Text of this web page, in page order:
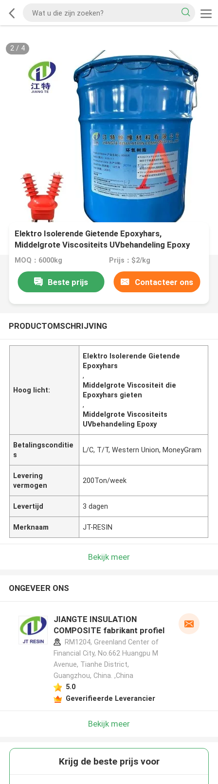
2/ 4
Elektro Isolerende Gietende Epoxyhars,
Middelgrote Viscositeits UVbehandeling Epoxy
MOQ：6000kg Prijs：$2/kg
Beste prijs Contacteer ons
PRODUCTOMSCHRIJVING
Hoog licht:
Elektro Isolerende Gietende
Epoxyhars
,
Middelgrote Viscositeit die
Epoxyhars gieten
,
Middelgrote Viscositeits
UVbehandeling Epoxy
Betalingsconditie
s
L/C, T/T, Western Union, MoneyGram
Levering
vermogen
200Ton/week
Levertijd 3 dagen
Merknaam JT-RESIN
Bekijk meer
ONGEVEER ONS
JIANGTE INSULATION
COMPOSITE fabrikant profiel
RM1204, Greenland Center of
Financial City, No.662 Huangpu M
Avenue, Tianhe District,
Guangzhou, China. ,China
5.0
Geverifieerde Leverancier
Bekijk meer
Krijg de beste prijs voor